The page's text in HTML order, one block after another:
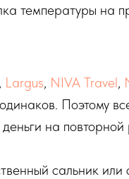
температуры на
, Largus, NIVA Travel,
Поэтому
на
сальник